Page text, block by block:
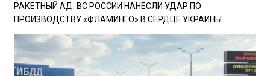
РАКЕТНЫЙ АД: ВС РОССИИ НАНЕСЛИ УДАР ПО
ПРОИЗВОДСТВУ «ФЛАМИНГО» В СЕРДЦЕ УКРАИНЫ